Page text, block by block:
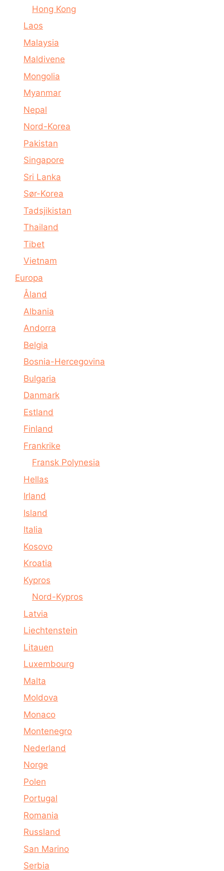
Hong Kong
Laos
Malaysia
Maldivene
Mongolia
Myanmar
Nepal
Nord-Korea
Pakistan
Singapore
Sri Lanka
Sør-Korea
Tadsjikistan
Thailand
Tibet
Vietnam
Europa
Åland
Albania
Andorra
Belgia
Bosnia-Hercegovina
Bulgaria
Danmark
Estland
Finland
Frankrike
Fransk Polynesia
Hellas
Irland
Island
Italia
Kosovo
Kroatia
Kypros
Nord-Kypros
Latvia
Liechtenstein
Litauen
Luxembourg
Malta
Moldova
Monaco
Montenegro
Nederland
Norge
Polen
Portugal
Romania
Russland
San Marino
Serbia